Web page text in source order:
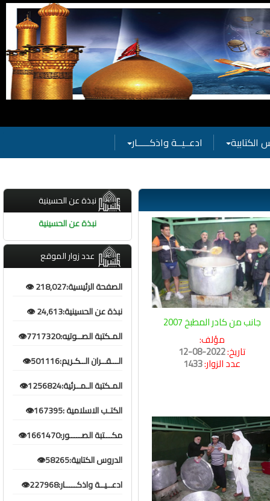
الكتابية ادعــيــة واذكـــــار
جانب من كادر المطبخ 2007
مؤلف:
تاريخ:2022-08-12
عدد الزوار:1433
نبذة عن الحسينية
نبذة عن الحسينية
عدد زوار الموقع
الصفحة الرئيسية:218,027 👁️
نبذة عن الحسينية:24,613 👁️
المـكتبة الصــوتيه:7717320👁️
الـــقــران الــكـريم:501116👁️
المـكتبة الـمــرئية:1256824👁️
الكتـب الاسلامية :167395👁️
مكـــتبة الصـــــور:1661470👁️
الدروس الكتابية:58265👁️
ادعــيــة واذكـــــار:227968👁️